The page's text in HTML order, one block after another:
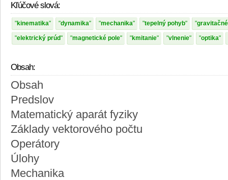
Kľúčové slová:
kinematika dynamika mechanika tepelný pohyb
elektrický prúd magnetické pole kmitanie vlnenie optika
Obsah:
Obsah
Predslov
Matematický aparát fyziky
Základy vektorového počtu
Operátory
Úlohy
Mechanika